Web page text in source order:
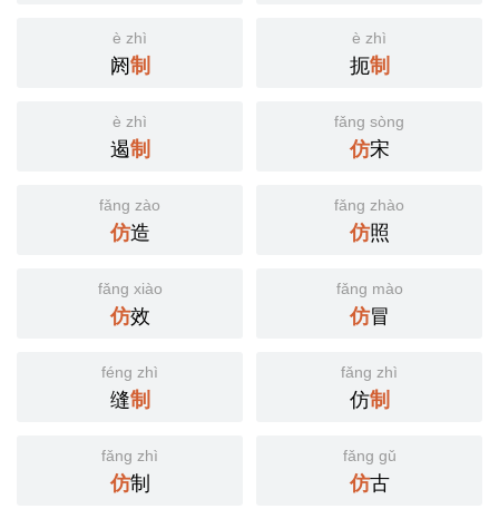
è zhì
阏制
è zhì
扼制
è zhì
遏制
fǎng sòng
仿宋
fǎng zào
仿造
fǎng zhào
仿照
fǎng xiào
仿效
fǎng mào
仿冒
féng zhì
缝制
fǎng zhì
仿制
fǎng zhì
仿制
fǎng gǔ
仿古